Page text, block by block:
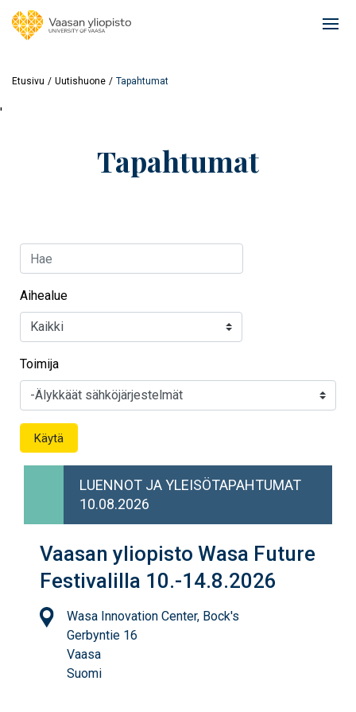
Etusivu Uutishuone Tapahtumat
'
Tapahtumat
Hae
Aihealue
Toimija
LUENNOT JA YLEISÖTAPAHTUMAT
10.08.2026
Vaasan yliopisto Wasa Future
Festivalilla 10.-14.8.2026
Location
Wasa Innovation Center, Bock's
Gerbyntie 16
Vaasa
Suomi